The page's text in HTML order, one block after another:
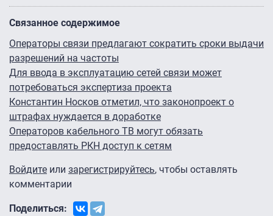
Связанное содержимое
Операторы связи предлагают сократить сроки выдачи
разрешений на частоты
Для ввода в эксплуатацию сетей связи может
потребоваться экспертиза проекта
Константин Носков отметил, что законопроект о
штрафах нуждается в доработке
Операторов кабельного ТВ могут обязать
предоставлять РКН доступ к сетям
Войдите или зарегистрируйтесь, чтобы оставлять
комментарии
Поделиться: